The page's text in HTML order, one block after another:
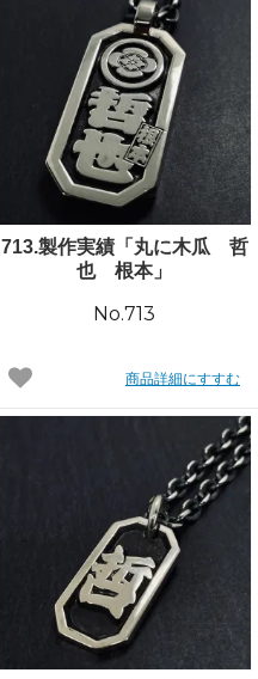
713.製作実績「丸に木瓜 哲
也 根本」
No.713
商品詳細にすすむ